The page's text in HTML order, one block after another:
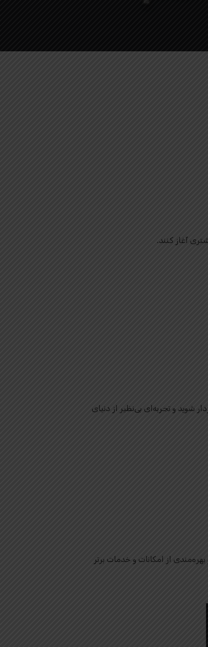
آغاز کنند.
شوید و تجربه‌ای بی‌نظیر از دنیای
از امکانات و خدمات برتر